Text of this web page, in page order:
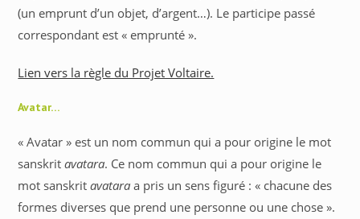
(un emprunt d’un objet, d’argent…). Le participe passé
correspondant est « emprunté ».
Lien vers la règle du Projet Voltaire.
Avatar…
« Avatar » est un nom commun qui a pour origine le mot
sanskritavatara. Ce nom commun qui a pour origine le
mot sanskritavatara a pris un sens figuré : « chacune des
formes diverses que prend une personne ou une chose ».